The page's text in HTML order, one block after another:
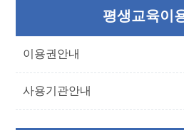
평생교육이
이용권안내
사용기관안내